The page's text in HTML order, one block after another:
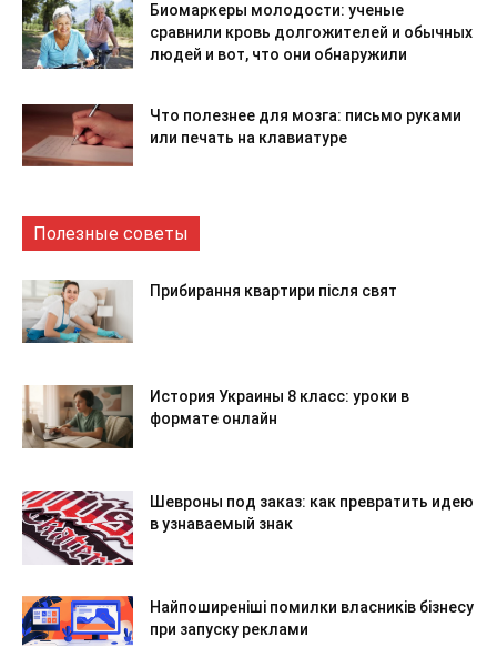
Биомаркеры молодости: ученые
сравнили кровь долгожителей и обычных
людей и вот, что они обнаружили
Что полезнее для мозга: письмо руками
или печать на клавиатуре
Полезные советы
Прибирання квартири після свят
История Украины 8 класс: уроки в
формате онлайн
Шевроны под заказ: как превратить идею
в узнаваемый знак
Найпоширеніші помилки власників бізнесу
при запуску реклами